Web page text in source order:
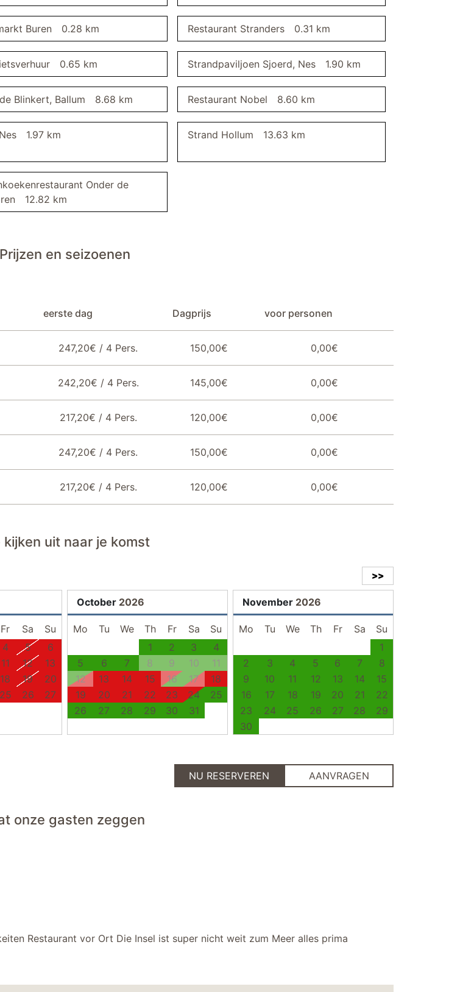
Buren 0.28 km Restaurant Stranders 0.31 km
0.65 km Strandpaviljoen Sjoerd, Nes 1.90 km
Blinkert, Ballum 8.68 km Restaurant Nobel 8.60 km
1.97 km Strand Hollum 13.63 km
Onder de
12.82 km
Prijzen en seizoenen
eerste dag Dagprijs voor personen
247,20€ / 4 Pers. 150,00€ 0,00€
242,20€ / 4 Pers. 145,00€ 0,00€
217,20€ / 4 Pers. 120,00€ 0,00€
247,20€ / 4 Pers. 150,00€ 0,00€
217,20€ / 4 Pers. 120,00€ 0,00€
kijken uit naar je komst
>>
Fr Sa
Su
4 5
6
11 12
13
18 19
20
25 26
27
October 2026
Mo Tu We Th Fr Sa
Su
1
2 3
4
5
6 7 8 9 10
11
12
13 14 15 16 17
18
19
20 21 22 23 24
25
26
27 28 29 30 31
November 2026
Mo Tu We Th Fr Sa
Su
1
2
3 4 5 6 7
8
9
10 11 12 13 14
15
16
17 18 19 20 21
22
23
24 25 26 27 28
29
30
NU RESERVEREN AANVRAGEN
onze gasten zeggen
Restaurant vor Ort Die Insel ist super nicht weit zum Meer alles prima